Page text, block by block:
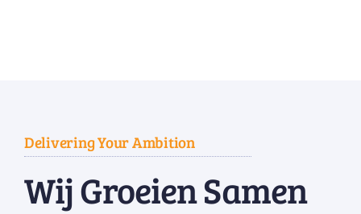
Delivering Your Ambition
Wij Groeien Samen